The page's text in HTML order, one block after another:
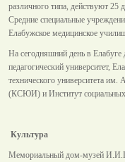
различного типа, действуют
Средние специальные
Елабужское медицинское
На сегодняшний день в Елабуге
педагогический университет,
технического университета
(КСЮИ) и Институт социальных
Культура
Мемориальный дом-музей